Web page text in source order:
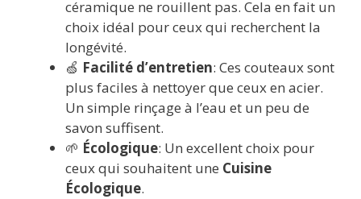
céramique ne rouillent pas. Cela en fait un
choix idéal pour ceux qui recherchent la
longévité.
🍏 Facilité d’entretien: Ces couteaux sont
plus faciles à nettoyer que ceux en acier.
Un simple rinçage à l’eau et un peu de
savon suffisent.
🌱 Écologique: Un excellent choix pour
ceux qui souhaitent une Cuisine
Écologique.